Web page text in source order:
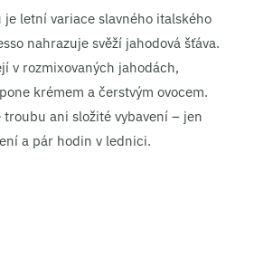
letní variace slavného italského
nahrazuje svěží jahodová šťáva.
v rozmixovaných jahodách,
krémem a čerstvým ovocem.
troubu ani složité vybavení – jen
a pár hodin v lednici.